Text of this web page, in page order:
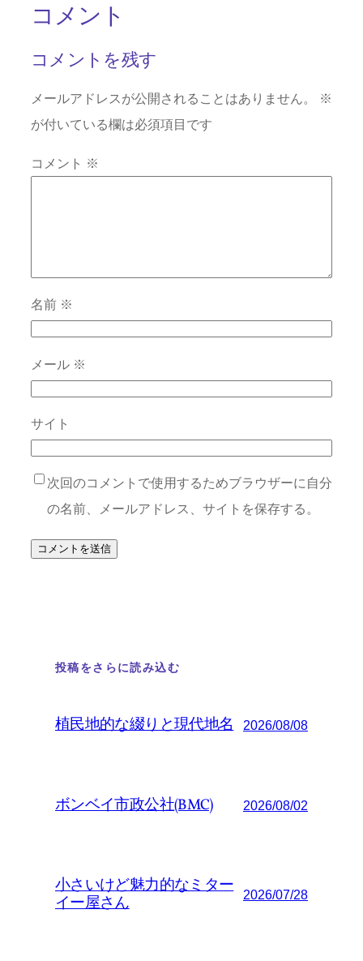
コメント
コメントを残す
メールアドレスが公開されることはありません。
※
が付いている欄は必須項目です
コメント ※
名前 ※
メール ※
サイト
次回のコメントで使用するためブラウザーに自分
の名前、メールアドレス、サイトを保存する。
投稿をさらに読み込む
植民地的な綴りと現代地名 2026/08/08
ボンベイ市政公社(BMC) 2026/08/02
小さいけど魅力的なミター
イー屋さん
2026/07/28